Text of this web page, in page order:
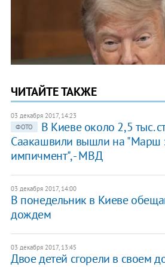
ЧИТАЙТЕ ТАКЖЕ
03 декабря 2017, 14:23
ФОТО
В Киеве около 2,5 тыс.
Саакашвили вышли на "Марш
импичмент", - МВД
03 декабря 2017, 14:00
В понедельник в Киеве
дождем
03 декабря 2017, 13:45
Двое детей сгорели в своем